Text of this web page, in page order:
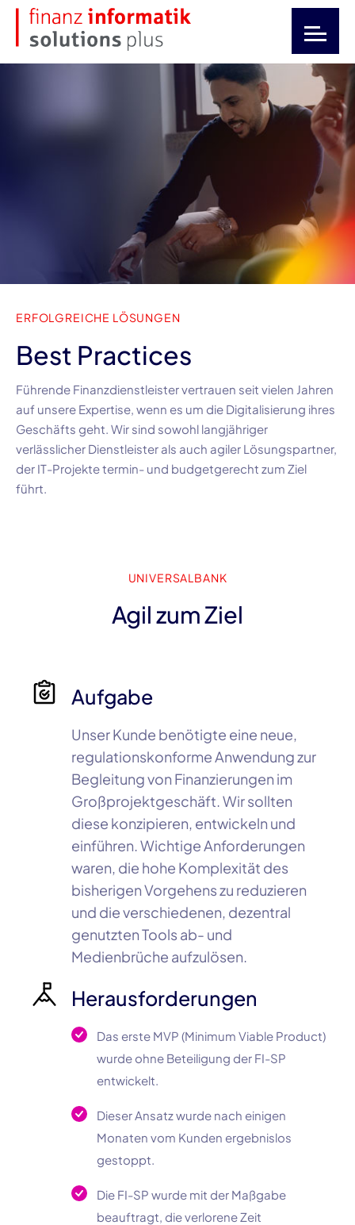
ERFOLGREICHE LÖSUNGEN
Best Practices
Führende Finanzdienstleister vertrauen seit vielen Jahren
auf unsere Expertise, wenn es um die Digitalisierung ihres
Geschäfts geht. Wir sind sowohl langjähriger
verlässlicher Dienstleister als auch agiler Lösungspartner,
der IT-Projektetermin- und budgetgerecht zum Ziel
führt.
UNIVERSALBANK
Agil zum Ziel
Aufgabe
Unser Kunde benötigte eine neue,
regulationskonforme Anwendung zur
Begleitung von Finanzierungen im
Großprojektgeschäft. Wir sollten
diese konzipieren, entwickeln und
einführen. Wichtige Anforderungen
waren, die hohe Komplexität des
bisherigen Vorgehens zu reduzieren
und die verschiedenen, dezentral
genutzten Tools ab- und
Medienbrüche aufzulösen.
Herausforderungen
Das erste MVP (Minimum Viable Product)
wurde ohne Beteiligung der FI-SP
entwickelt.
Dieser Ansatz wurde nach einigen
Monaten vom Kunden ergebnislos
gestoppt.
Die FI-SP wurde mit der Maßgabe
beauftragt, die verlorene Zeit